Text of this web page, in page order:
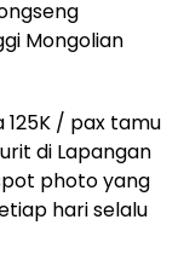
Mongolian
/ pax tamu
di Lapangan
photo yang
hari selalu